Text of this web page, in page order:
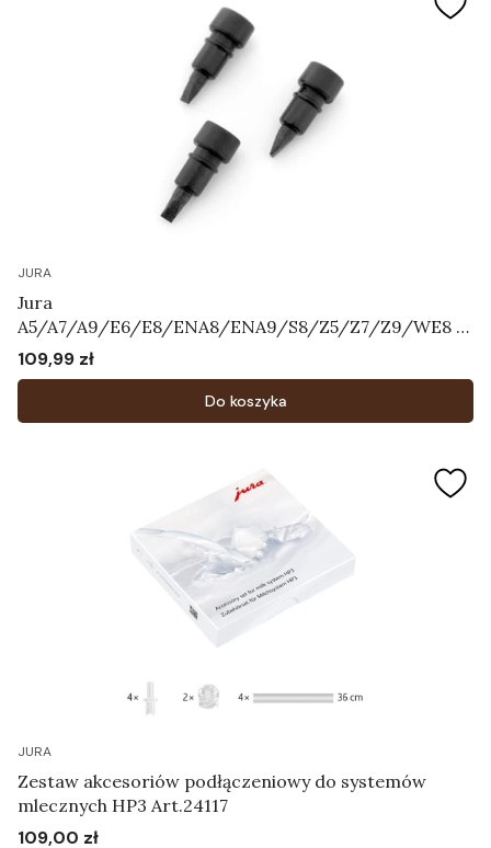
JURA
Jura
A5/A7/A9/E6/E8/ENA8/ENA9/S8/Z5/Z7/Z9/WE8 -
Zestaw zaworków napowietrzających Art.72444
Cena
109,99 zł
Do koszyka
JURA
Zestaw akcesoriów podłączeniowy do systemów
mlecznych HP3 Art.24117
109,00 zł